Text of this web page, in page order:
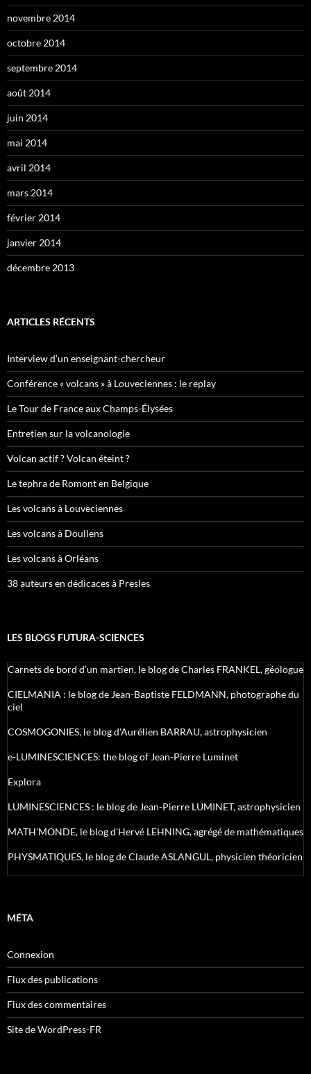
novembre 2014
octobre 2014
septembre 2014
août 2014
juin 2014
mai 2014
avril 2014
mars 2014
février 2014
janvier 2014
décembre 2013
ARTICLES RÉCENTS
Interview d’un enseignant-chercheur
Conférence « volcans » à Louveciennes : le replay
Le Tour de France aux Champs-Élysées
Entretien sur la volcanologie
Volcan actif ? Volcan éteint ?
Le tephra de Romont en Belgique
Les volcans à Louveciennes
Les volcans à Doullens
Les volcans à Orléans
38 auteurs en dédicaces à Presles
LES BLOGS FUTURA-SCIENCES
Carnets de bord d’un martien, le blog de Charles FRANKEL, géologue
CIELMANIA : le blog de Jean-Baptiste FELDMANN, photographe du
ciel
COSMOGONIES, le blog d'Aurélien BARRAU, astrophysicien
e-LUMINESCIENCES: the blog of Jean-Pierre Luminet
Explora
LUMINESCIENCES : le blog de Jean-Pierre LUMINET, astrophysicien
MATH'MONDE, le blog d'Hervé LEHNING, agrégé de mathématiques
PHYSMATIQUES, le blog de Claude ASLANGUL, physicien théoricien
MÉTA
Connexion
Flux des publications
Flux des commentaires
Site de WordPress-FR